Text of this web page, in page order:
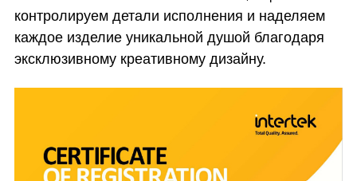
контролируем детали исполнения и наделяем
каждое изделие уникальной душой благодаря
эксклюзивному креативному дизайну.